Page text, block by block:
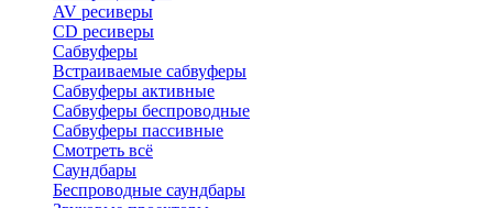
AV ресиверы
CD ресиверы
Сабвуферы
Встраиваемые сабвуферы
Сабвуферы активные
Сабвуферы беспроводные
Сабвуферы пассивные
Смотреть всё
Саундбары
Беспроводные саундбары